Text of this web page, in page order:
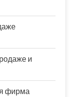
и
фирма